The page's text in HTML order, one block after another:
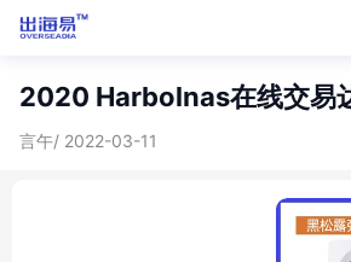
2020 Harbolnas在线交易
言午/ 2022-03-11